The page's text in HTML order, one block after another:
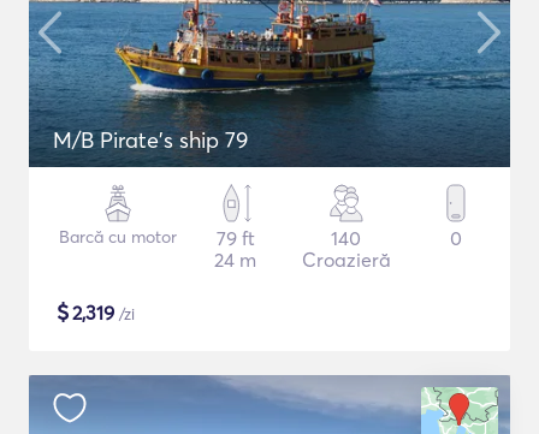
M/B Pirate's ship 79
Barcă cu motor
79 ft
24 m
140
Croazieră
0
$2,319 /zi